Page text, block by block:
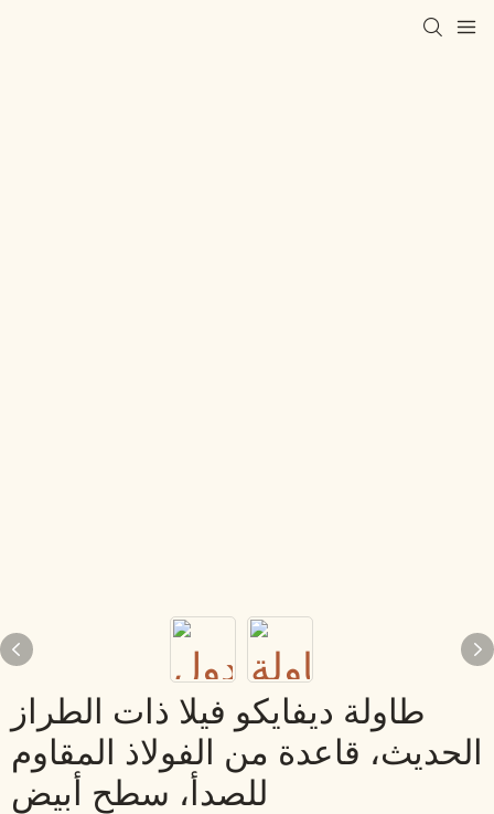
طاولة ديفايكو فيلا ذات الطراز
الحديث، قاعدة من الفولاذ المقاوم
للصدأ، سطح أبيض